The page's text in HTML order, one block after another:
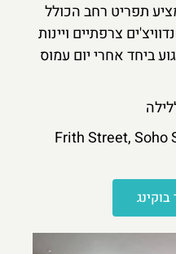
זמין 24/7 ומציע תפריט רחב הכולל
צרפתיים ויינות
אחרי יום עמוס
6 Frith Street,